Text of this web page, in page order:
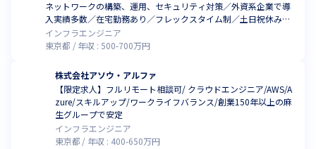
ネットワークの構築、運用、セキュリティ対策／外資系企業で導
入実績多数／在宅勤務あり／フレックスタイム制／土日祝休み／
転勤なし
インフラエンジニア
東京都
年収 :500-700万円
株式会社アソウ・アルファ
【限定求人】フルリモート相談可/ クラウドエンジニア/AWS/A
zure/スキルアップ/ワークライフバランス/創業150年以上の麻
生グループで安定
インフラエンジニア
東京都
年収 : 400-650万円